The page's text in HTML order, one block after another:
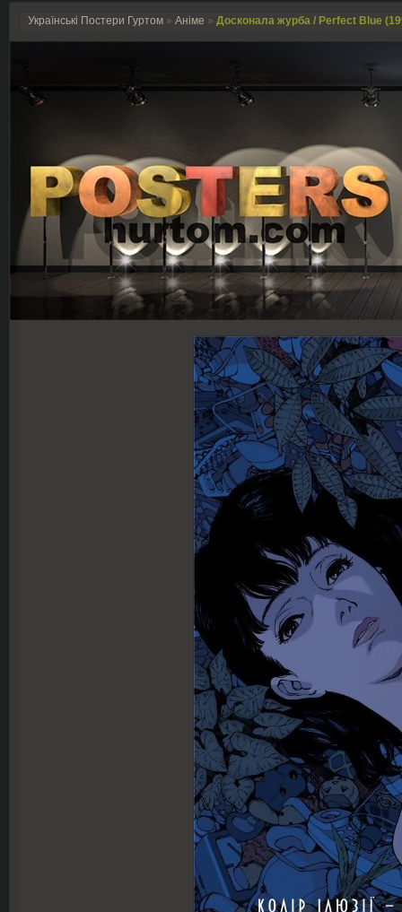
Українські Постери Гуртом » Аніме » Досконала журба / Perfect Blue